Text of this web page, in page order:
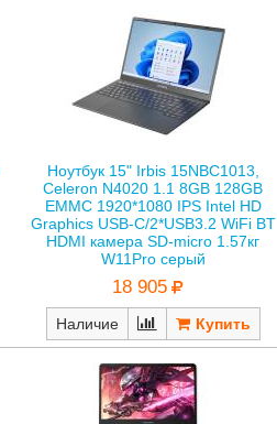
Ноутбук 15" Irbis 15NBC1013,
Celeron N4020 1.1 8GB 128GB
EMMC 1920*1080 IPS Intel HD
Graphics USB-C/2*USB3.2 WiFi BT
HDMI камера SD-micro 1.57кг
W11Pro серый
18 905
Наличие